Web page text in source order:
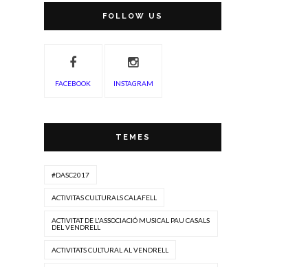
FOLLOW US
FACEBOOK INSTAGRAM
TEMES
#DASC2017
ACTIVITAS CULTURALS CALAFELL
ACTIVITAT DE L'ASSOCIACIÓ MUSICAL PAU CASALS
DEL VENDRELL
ACTIVITATS CULTURAL AL VENDRELL